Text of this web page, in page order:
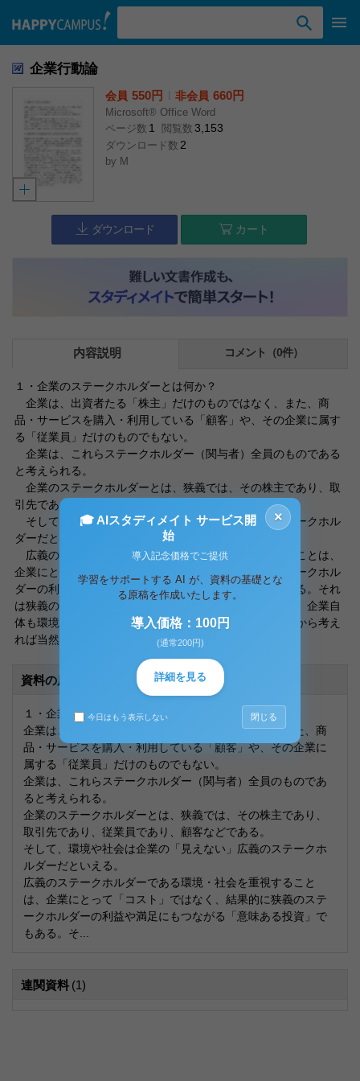
企業行動論
会員 550円 非会員 660円
Microsoft® Office Word
ページ数 1 閲覧数 3,153
ダウンロード数 2
by M
ダウンロード カート
内容説明 コメント（0件）
１・企業のステークホルダーとは何か？
企業は、出資者たる「株主」だけのものではなく、また、商
品・サービスを購入・利用している「顧客」や、その企業に属す
る「従業員」だけのものでもない。
企業は、これらステークホルダー（関与者）全員のものである
と考えられる。
企業のステークホルダーとは、狭義では、その株主であり、取
引先であり、従業員であり、顧客などである。
そして、環境や社会は企業の「見えない」広義のステークホル
ダーだといえる。
広義のステークホルダーである環境・社会を重視することは、
企業にとって「コスト」ではなく、結果的に狭義のステークホル
ダーの利益や満足にもつながる「意味ある投資」でもある。それ
は狭義のステークホルダーである株主、従業員、顧客や、企業自
体も環境や社会の中に存在し、所属する一員であることから考え
れば当然のことだといえる。
資料の原本内容
１・企業のステークホルダーとは何か？
企業は、出資者たる「株主」だけのものではなく、また、商
品・サービスを購入・利用している「顧客」や、その企業に
属する「従業員」だけのものでもない。
企業は、これらステークホルダー（関与者）全員のものであ
ると考えられる。
企業のステークホルダーとは、狭義では、その株主であり、
取引先であり、従業員であり、顧客などである。
そして、環境や社会は企業の「見えない」広義のステークホ
ルダーだといえる。
広義のステークホルダーである環境・社会を重視すること
は、企業にとって「コスト」ではなく、結果的に狭義のステ
ークホルダーの利益や満足にもつながる「意味ある投資」で
もある。そ...
連関資料 (1)
×
🎓 AIスタディメイト サービス開
始
導入記念価格でご提供
学習をサポートする AI が、資料の基礎とな
る原稿を作成いたします。
導入価格：100円
(通常200円)
詳細を見る
今日はもう表示しない 閉じる